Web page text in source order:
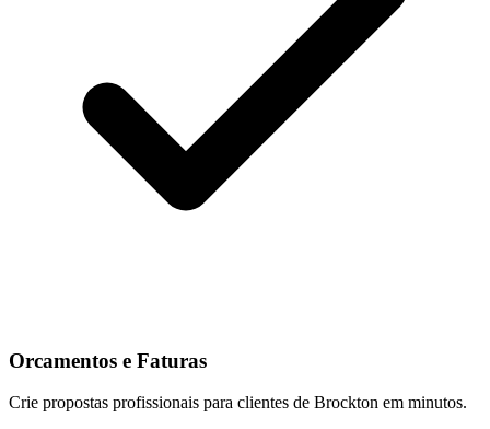
Orcamentos e Faturas
Crie propostas profissionais para clientes de Brockton em minutos.